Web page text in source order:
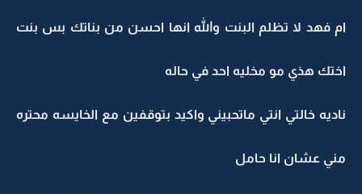
ام فهد لا تظلم البنت والله انها احسن من بناتك بس بنت
اختك هذي مو مخليه احد في حاله
ناديه خالتي انتي ماتحبيني واكيد بتوقفين مع الخايسه محتره
مني عشان انا حامل